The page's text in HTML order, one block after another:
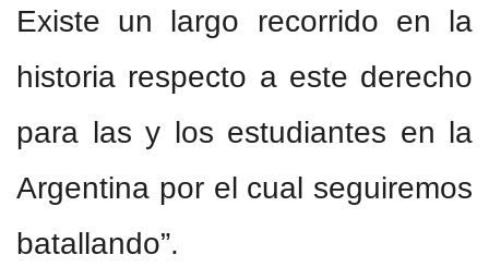
Existe un largo recorrido en la
historia respecto a este derecho
para las y los estudiantes en la
Argentina por el cual seguiremos
batallando”.